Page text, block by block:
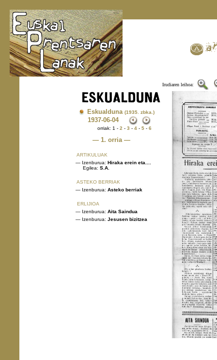
Irudiaren leihoa:
Eskualduna (1935. zbka.)
1937-06-04
orriak: 1 - 2 - 3 - 4 - 5 - 6
— 1. orria —
ARTIKULUAK
— Izenburua: Hiraka erein eta....
Egilea: S.A.
ASTEKO BERRIAK
— Izenburua: Asteko berriak
ERLIJIOA
— Izenburua: Aita Saindua
— Izenburua: Jesusen bizitzea